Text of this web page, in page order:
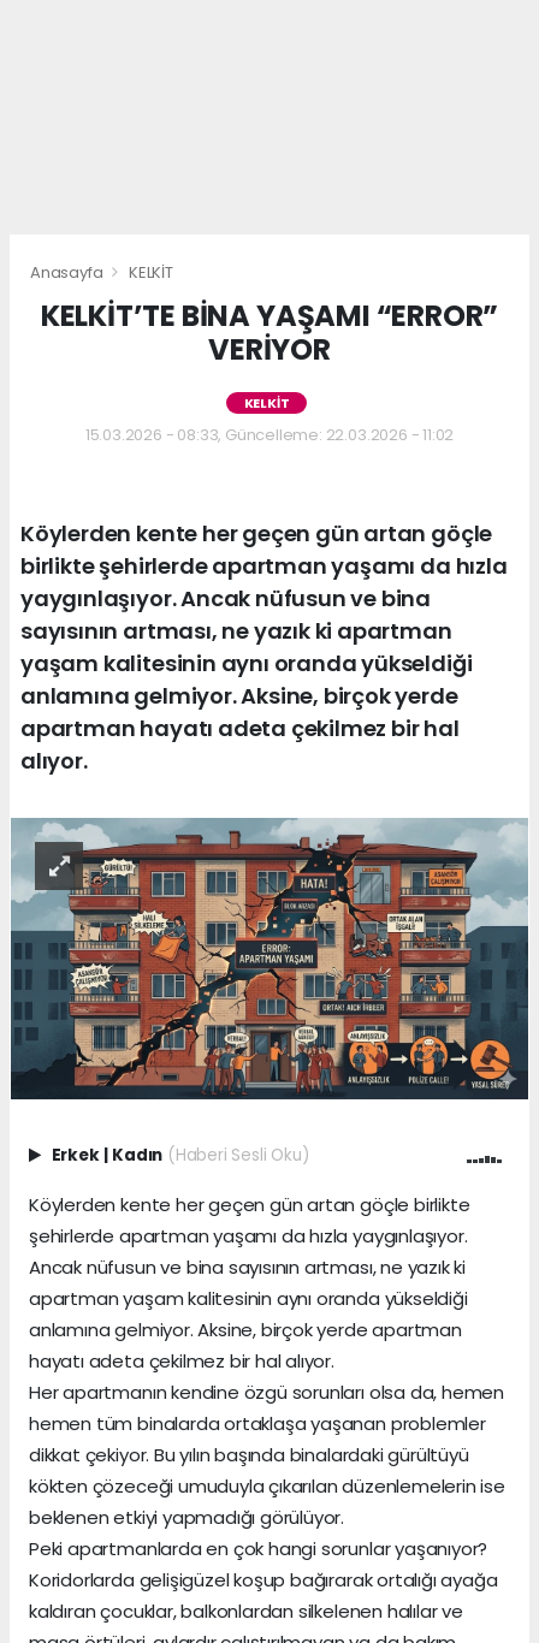
Anasayfa KELKİT
KELKİT’TE BİNA YAŞAMI “ERROR”
VERİYOR
KELKİT
15.03.2026 - 08:33, Güncelleme: 22.03.2026 - 11:02
Köylerden kente her geçen gün artan göçle
birlikte şehirlerde apartman yaşamı da hızla
yaygınlaşıyor. Ancak nüfusun ve bina
sayısının artması, ne yazık ki apartman
yaşam kalitesinin aynı oranda yükseldiği
anlamına gelmiyor. Aksine, birçok yerde
apartman hayatı adeta çekilmez bir hal
alıyor.
Erkek Kadın (Haberi Sesli Oku)
Köylerden kente her geçen gün artan göçle birlikte
şehirlerde apartman yaşamı da hızla yaygınlaşıyor.
Ancak nüfusun ve bina sayısının artması, ne yazık ki
apartman yaşam kalitesinin aynı oranda yükseldiği
anlamına gelmiyor. Aksine, birçok yerde apartman
hayatı adeta çekilmez bir hal alıyor.
Her apartmanın kendine özgü sorunları olsa da, hemen
hemen tüm binalarda ortaklaşa yaşanan problemler
dikkat çekiyor. Bu yılın başında binalardaki gürültüyü
kökten çözeceği umuduyla çıkarılan düzenlemelerin ise
beklenen etkiyi yapmadığı görülüyor.
Peki apartmanlarda en çok hangi sorunlar yaşanıyor?
Koridorlarda gelişigüzel koşup bağırarak ortalığı ayağa
kaldıran çocuklar, balkonlardan silkelenen halılar ve